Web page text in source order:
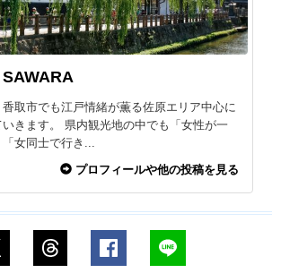
取市でも江戸情緒が薫る佐原エリア中心に
きます。 県内観光地の中でも「女性が一
女同士で行き...
プロフィールや他の投稿を見る